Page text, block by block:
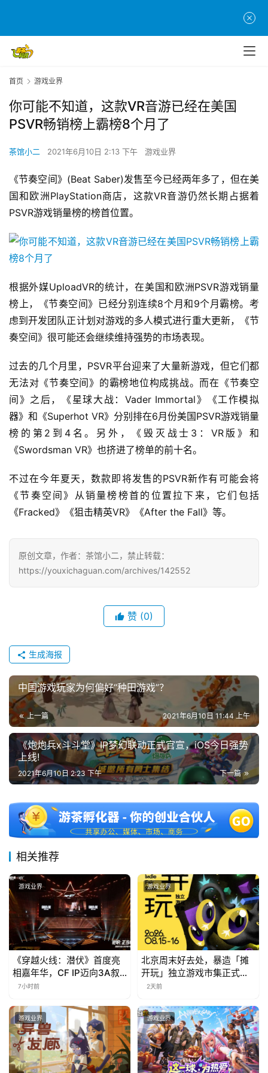
页
游
原
创
游
戏
业
界
手
机
游
戏
单
机
戏
休
戏
2
第
十
三
届
金
茶
奖
月
3
0
日
茶
对
接
会
上
海
站
首页 游戏业界
你可能不知道，这款VR音游已经在美国
PSVR畅销榜上霸榜8个月了
茶馆小二 2021年6月10日 2:13 下午 游戏业界
《节奏空间》(Beat Saber)发售至今已经两年多了，但在美
国和欧洲PlayStation商店，这款VR音游仍然长期占据着
PSVR游戏销量榜的榜首位置。
根据外媒UploadVR的统计，在美国和欧洲PSVR游戏销量
榜上，《节奏空间》已经分别连续8个月和9个月霸榜。考
虑到开发团队正计划对游戏的多人模式进行重大更新，《节
奏空间》很可能还会继续维持强势的市场表现。
过去的几个月里，PSVR平台迎来了大量新游戏，但它们都
无法对《节奏空间》的霸榜地位构成挑战。而在《节奏空
间》之后，《星球大战：Vader Immortal》《工作模拟
器》和《Superhot VR》分别排在6月份美国PSVR游戏销量
榜的第2到4名。另外，《毁灭战士3：VR版》和
《Swordsman VR》也挤进了榜单的前十名。
不过在今年夏天，数款即将发售的PSVR新作有可能会将
《节奏空间》从销量榜榜首的位置拉下来，它们包括
《Fracked》《狙击精英VR》《After the Fall》等。
原创文章，作者：茶馆小二，禁止转载：
https://youxichaguan.com/archives/142552
赞 (0)
生成海报
中国游戏玩家为何偏好“种田游戏”？
上一篇 2021年6月10日 11:44 上午
《炮炮兵x斗斗堂》IP梦幻联动正式官宣，iOS今日强势
上线!
下一篇
2021年6月10日 2:23 下午
相关推荐
游戏业界
《穿越火线：潜伏》首度亮
相嘉年华，CF IP迈向3A叙
事新高度
7小时前
游戏业界
北京周末好去处，暴造「摊
开玩」独立游戏市集正式开
票！
2天前
游戏业界 游戏业界